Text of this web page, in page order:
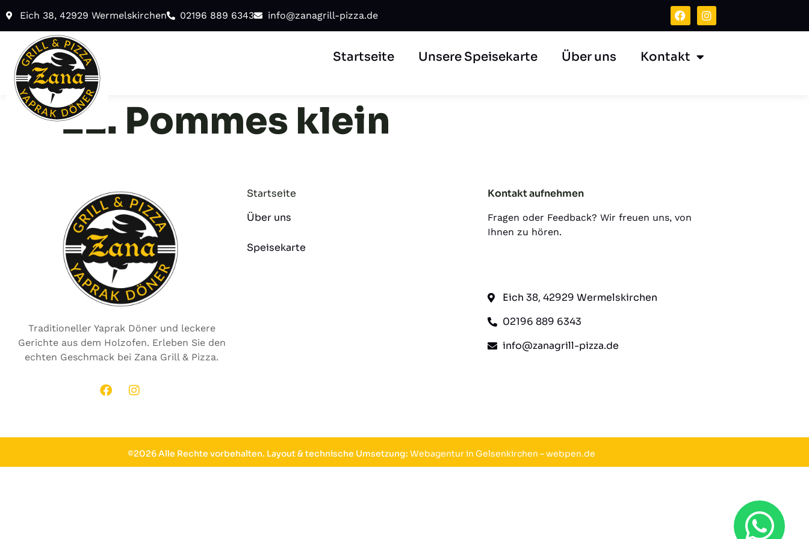
Eich 38, 42929 Wermelskirchen 02196 889 6343 info@zanagrill-pizza.de
Startseite Unsere Speisekarte Über uns Kontakt
22. Pommes klein
Traditioneller Yaprak Döner und leckere
Gerichte aus dem Holzofen. Erleben Sie den
echten Geschmack bei Zana Grill & Pizza.
Startseite
Über uns
Speisekarte
Kontakt aufnehmen
Fragen oder Feedback? Wir freuen uns, von
Ihnen zu hören.
Eich 38, 42929 Wermelskirchen
02196 889 6343
info@zanagrill-pizza.de
©2026 Alle Rechte vorbehalten. Layout & technische Umsetzung: Webagentur in Gelsenkirchen –webpen.de